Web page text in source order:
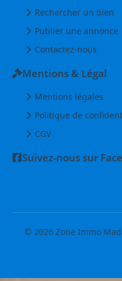
Rechercher un bien
Publier une annonce
Contactez-nous
Mentions & Légal
Mentions légales
Politique de
CGV
Suivez-nous sur
© 2026 Zone Immo